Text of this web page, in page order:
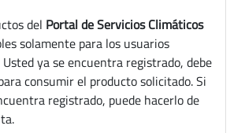
del Portal de Servicios Climáticos
solamente para los usuarios
ya se encuentra registrado, debe
consumir el producto solicitado. Si
registrado, puede hacerlo de